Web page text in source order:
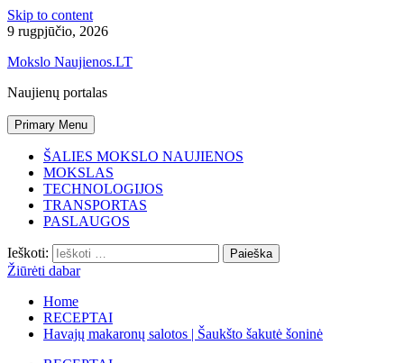
Skip to content
9 rugpjūčio, 2026
Mokslo Naujienos.LT
Naujienų portalas
Primary Menu
ŠALIES MOKSLO NAUJIENOS
MOKSLAS
TECHNOLOGIJOS
TRANSPORTAS
PASLAUGOS
Ieškoti:
Žiūrėti dabar
Home
RECEPTAI
Havajų makaronų salotos | Šaukšto šakutė šoninė